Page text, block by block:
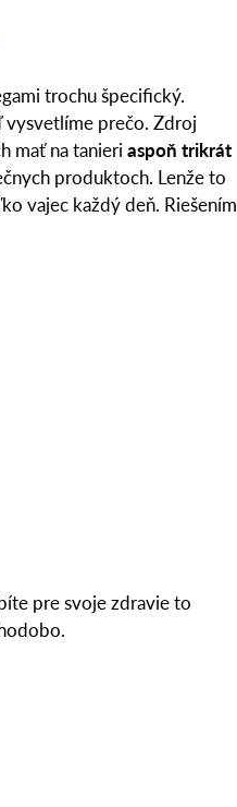
trochu špecifický.
vysvetlíme prečo. Zdroj
mať na tanieri aspoň trikrát
produktoch. Lenže to
vajec každý deň. Riešením
pre svoje zdravie to